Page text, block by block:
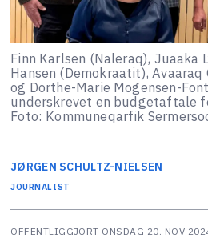
Finn Karlsen (Naleraq), Juaaka
Hansen (Demokraatit),
og Dorthe-Marie Mogensen-
underskrevet en budgetaftale
Foto: Kommuneqarfik
JØRGEN SCHULTZ-NIELSEN
JOURNALIST
OFFENTLIGGJORT ONSDAG 20. NOV